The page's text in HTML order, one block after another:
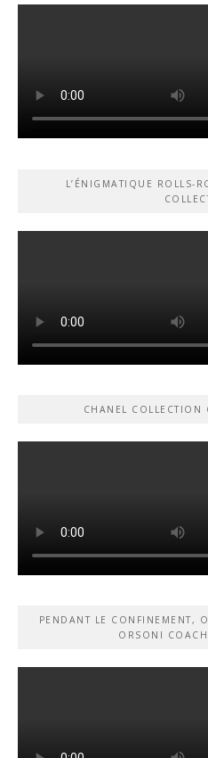
L’ÉNIGMATIQUE ROLLS-
CHANEL
PENDANT LE CONFINEMENT,
ORSONI